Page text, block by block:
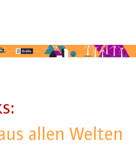
allen Welten